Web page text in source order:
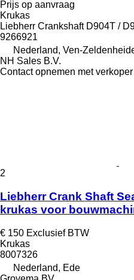
Prijs op aanvraag
Krukas
Liebherr Crankshaft D904T /
9266921
Nederland, Ven-
NH Sales B.V.
Contact opnemen met verkoper
2
Liebherr Crank Shaft
krukas voor
€ 150 Exclusief BTW
Krukas
8007326
Nederland, Ede